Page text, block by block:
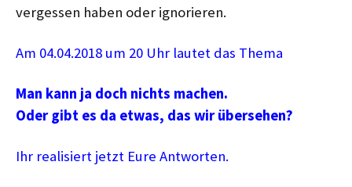
vergessen haben oder ignorieren.
Am 04.04.2018 um 20 Uhr lautet das Thema
Man kann ja doch nichts machen.
Oder gibt es da etwas, das wir übersehen?
Ihr realisiert jetzt Eure Antworten.